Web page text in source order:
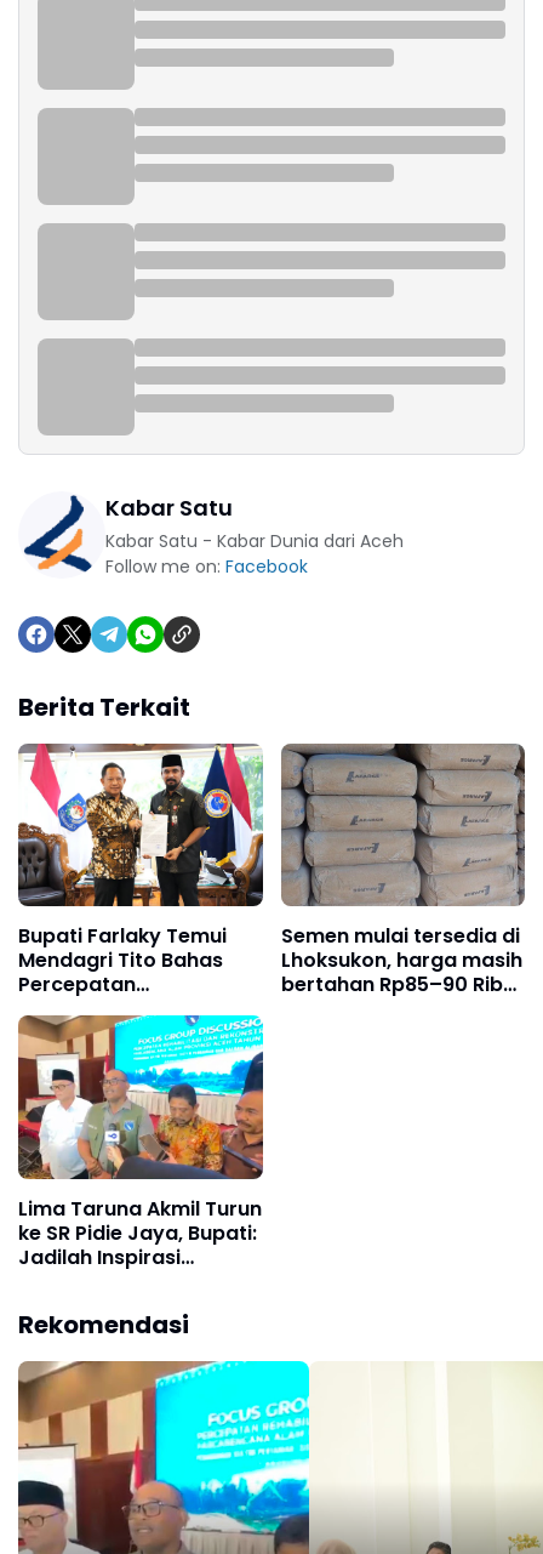
Kabar Satu
Kabar Satu - Kabar Dunia dari Aceh
Follow me on: Facebook
Berita Terkait
Bupati Farlaky Temui
Mendagri Tito Bahas
Percepatan
Penanganan
Pascabanjir
Semen mulai tersedia di
Lhoksukon, harga masih
bertahan Rp85–90 Ribu
Lima Taruna Akmil Turun
ke SR Pidie Jaya, Bupati:
Jadilah Inspirasi
Rekomendasi